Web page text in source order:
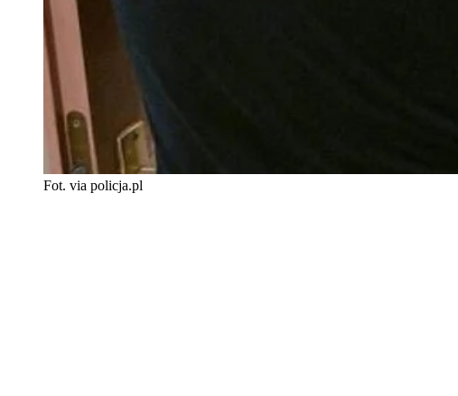
Fot. via policja.pl